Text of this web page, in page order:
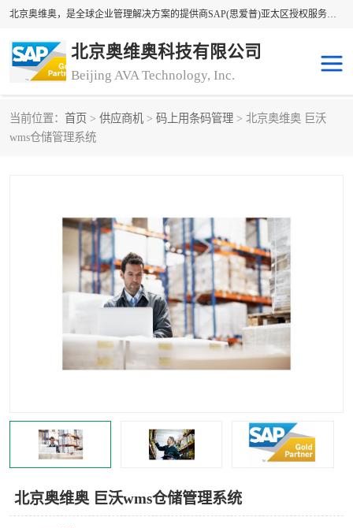
北京奥维奥，是全球企业管理解决方案的提供商SAP(思爱普)亚太区授权服务商领军者，SAP金牌服务商和代理商。企业ERP系统软件，SAP软件实施，17年来服务客户1500多家。提供SAP Business One，SAP Business ByDesign，SAP S/4HANA Cloud，SAP Analytics Cloud （分析云）等产品与解决方案。咨询专线：400-890-8880
北京奥维奥科技有限公司
Beijing AVA Technology, Inc.
当前位置： 首页 > 供应商机 > 码上用条码管理 > 北京奥维奥 巨沃
wms仓储管理系统
北京奥维奥 巨沃wms仓储管理系统
sap系统
sap软件开发 sap管理系统
码上用条码管理 扫码系统
工厂ERP软件 制造业ERP系统
工厂ERP系统 皮具厂erp系统
食品厂erp系统 塑胶厂erp系统
小工厂erp系统 印染厂erp系统